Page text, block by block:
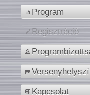
Program
Regisztráció
Kapcsolat